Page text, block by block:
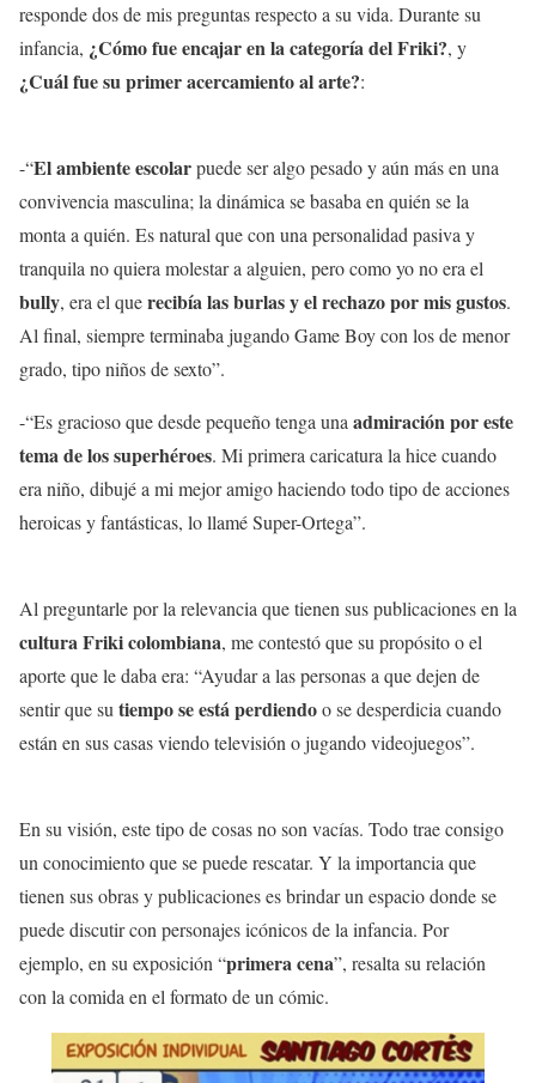
responde dos de mis preguntas respecto a su vida. Durante su
infancia, ¿Cómo fue encajar en la categoría del Friki?, y
¿Cuál fue su primer acercamiento al arte?:
-“El ambiente escolarpuede ser algo pesado y aún más en una
convivencia masculina; la dinámica se basaba en quién se la
monta a quién. Es natural que con una personalidad pasiva y
tranquila no quiera molestar a alguien, pero como yo no era el
bully, era el querecibía las burlas y el rechazo por mis gustos.
Al final, siempre terminaba jugando Game Boy con los de menor
grado, tipo niños de sexto”.
-“Es gracioso que desde pequeño tenga una admiración por este
tema de los superhéroes. Mi primera caricatura la hice cuando
era niño, dibujé a mi mejor amigo haciendo todo tipo de acciones
heroicas y fantásticas, lo llamé Super-Ortega”.
Al preguntarle por la relevancia que tienen sus publicaciones en la
cultura Frikicolombiana, me contestó que su propósito o el
aporte que le daba era: “Ayudar a las personas a que dejen de
sentir que su tiempo se está perdiendoo se desperdicia cuando
están en sus casas viendo televisión o jugando videojuegos”.
En su visión, este tipo de cosas no son vacías. Todo trae consigo
un conocimiento que se puede rescatar. Y la importancia que
tienen sus obras y publicaciones es brindar un espacio donde se
puede discutir con personajes icónicos de la infancia. Por
ejemplo, en su exposición “primera cena”, resalta su relación
con la comida en el formato de un cómic.